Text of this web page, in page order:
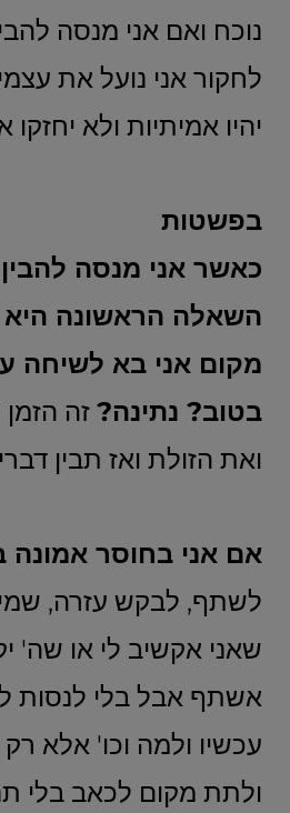
נוכח ואם אני מנסה
לחקור אני נועל את
יהיו אמיתיות ולא יחזקו
בפשטות
כאשר אני מנסה
השאלה הראשונה היא
מקום אני בא לשיחה
בטוב? נתינה? זה
ואת הזולת ואז תבין
אם אני בחוסר אמונה
לשתף, לבקש עזרה,
שאני אקשיב לי או שה'
אשתף אבל בלי לנסות
עכשיו ולמה וכו' אלא רק
ולתת מקום לכאב בלי